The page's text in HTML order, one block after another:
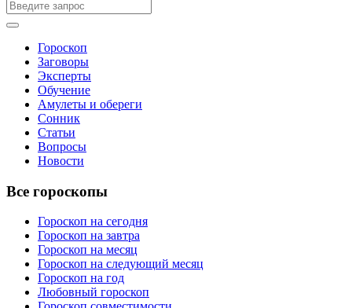
Гороскоп
Заговоры
Эксперты
Обучение
Амулеты и обереги
Сонник
Статьи
Вопросы
Новости
Все гороскопы
Гороскоп на сегодня
Гороскоп на завтра
Гороскоп на месяц
Гороскоп на следующий месяц
Гороскоп на год
Любовный гороскоп